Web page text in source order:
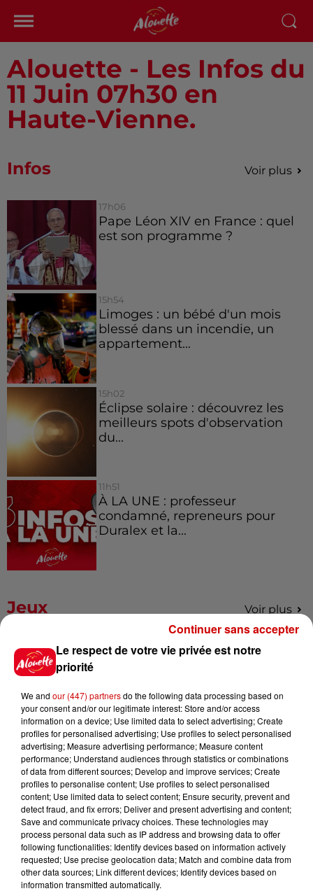
Alouette - Les Infos du
11 Juin 07h30 en
Haute-Vienne.
Infos Voir plus
17h06
Pape Léon XIV en France : quel
est son programme ?
15h54
Limoges : un bébé d'un mois
blessé dans un incendie, un
appartement...
15h02
Éclipse solaire : découvrez les
meilleurs spots d'observation
du...
11h51
À LA UNE : professeur
condamné, repreneurs pour
Duralex et la...
Jeux Voir plus
Le Duel - Gagnez vos entrées
pour l'un des zoos de nos
Gagnez vos places pour le
Festival du Roi Arthur 2026 !
Gagnez vos entrées pour le
Musée du Sport Automobile au
Mans !
Le respect de votre vie privée est notre
priorité
We and our (447) partnersdo the following data processing based on
your consent and/or our legitimate interest: Store and/or access
information on a device; Use limited data to select advertising; Create
profiles for personalised advertising; Use profiles to select personalised
advertising; Measure advertising performance; Measure content
performance; Understand audiences through statistics or combinations
of data from different sources; Develop and improve services; Create
profiles to personalise content; Use profiles to select personalised
content; Use limited data to select content; Ensure security, prevent and
detect fraud, and fix errors; Deliver and present advertising and content;
Save and communicate privacy choices. These technologies may
process personal data such as IP address and browsing data to offer
following functionalities: Identify devices based on information actively
requested; Use precise geolocation data; Match and combine data from
other data sources; Link different devices; Identify devices based on
information transmitted automatically.
Continuer sans accepter